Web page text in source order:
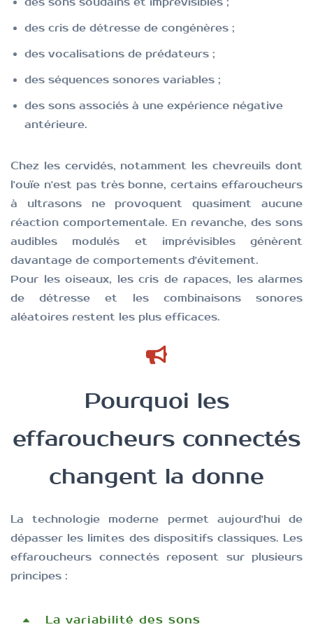
des cris de détresse de congénères ;
des vocalisations de prédateurs ;
des séquences sonores variables ;
des sons associés à une expérience négative
antérieure.
Chez les cervidés, notamment les chevreuils dont
l'ouïe n'est pas très bonne, certains effaroucheurs
à ultrasons ne provoquent quasiment aucune
réaction comportementale. En revanche, des sons
audibles modulés et imprévisibles génèrent
davantage de comportements d'évitement.
Pour les oiseaux, les cris de rapaces, les alarmes
de détresse et les combinaisons sonores
aléatoires restent les plus efficaces.
Pourquoi les
effaroucheurs connectés
changent la donne
La technologie moderne permet aujourd'hui de
dépasser les limites des dispositifs classiques. Les
effaroucheurs connectés reposent sur plusieurs
principes :
La variabilité des sons